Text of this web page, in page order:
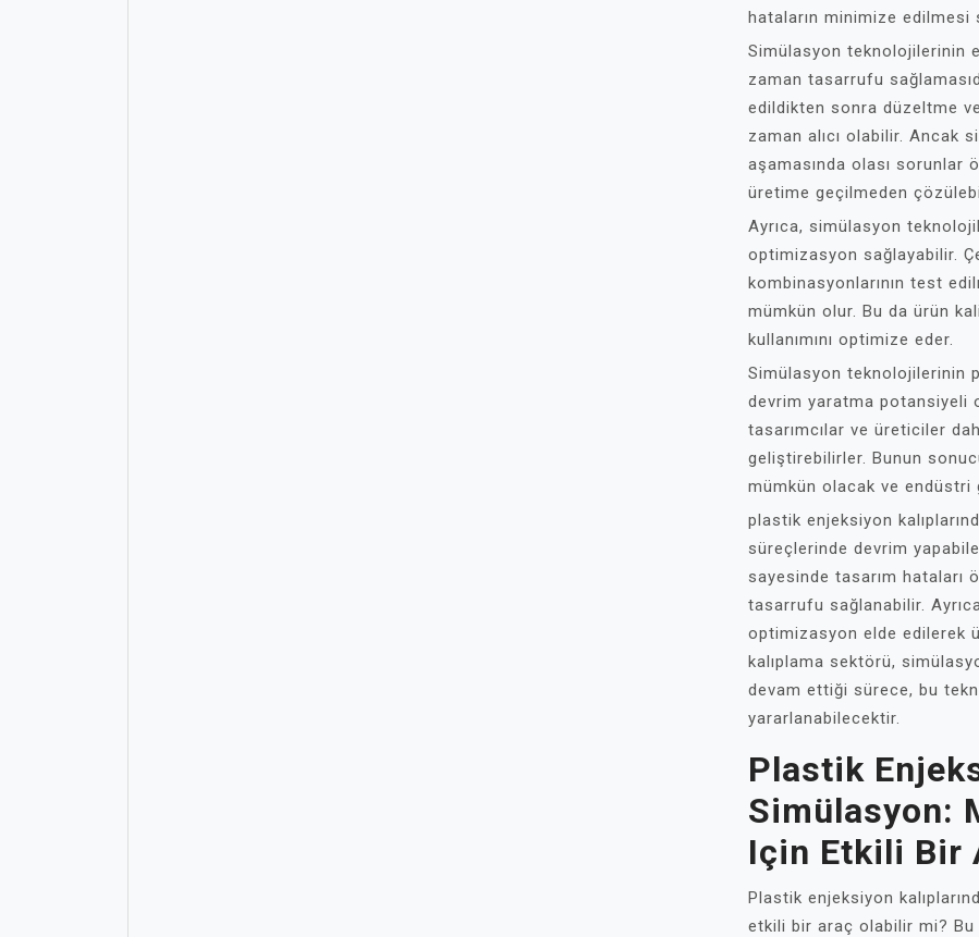
hataların minimize edilmesi
Simülasyon teknolojilerinin
zaman tasarrufu
edildikten sonra düzeltme
zaman alıcı olabilir. Ancak
aşamasında olası sorunlar
üretime geçilmeden
Ayrıca, simülasyon
optimizasyon sağlayabilir.
kombinasyonlarının test
mümkün olur. Bu da ürün
kullanımını optimize eder.
Simülasyon teknolojilerinin
devrim yaratma potansiyeli
tasarımcılar ve üreticiler
geliştirebilirler. Bunun
mümkün olacak ve endüstri
plastik enjeksiyon
süreçlerinde devrim
sayesinde tasarım hataları
tasarrufu sağlanabilir.
optimizasyon elde edilerek
kalıplama sektörü,
devam ettiği sürece, bu
yararlanabilecektir.
Plastik
Simülasyon:
Için Etkili Bir
Plastik enjeksiyon
etkili bir araç olabilir mi? Bu